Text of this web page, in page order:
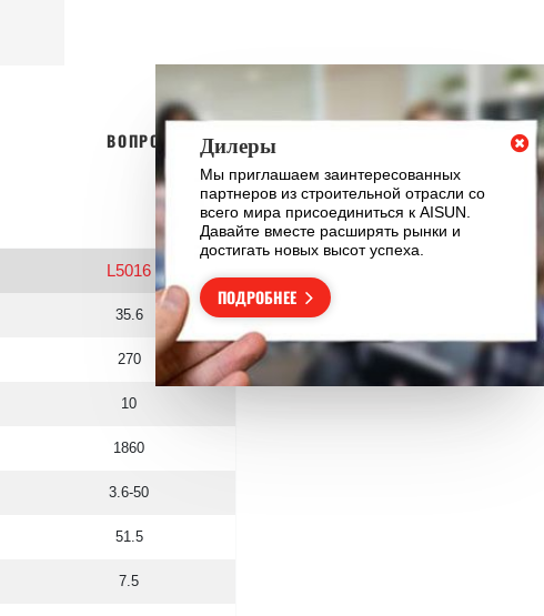
ВОПРОСЫ-ОТВЕТЫ
L5016
35.6
270
10
1860
3.6-50
51.5
7.5
Дилеры
Мы приглашаем заинтересованных
партнеров из строительной отрасли со
всего мира присоединиться к AISUN.
Давайте вместе расширять рынки и
достигать новых высот успеха.
ПОДРОБНЕЕ